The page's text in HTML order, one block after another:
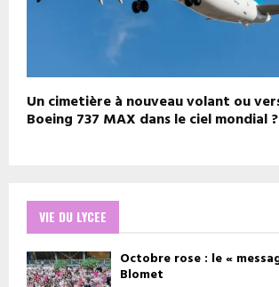
Un cimetière à nouveau volant ou
Boeing 737 MAX dans le ciel mondial ?
VIE DU LYCEE
Octobre rose : le «
Blomet